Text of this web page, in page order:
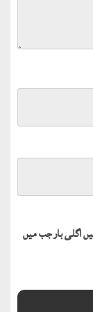
اگلی بار جب میں